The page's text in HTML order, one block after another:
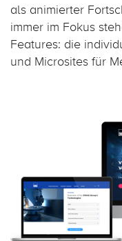
als animierter
immer im Fokus
Features: die
und Microsites für